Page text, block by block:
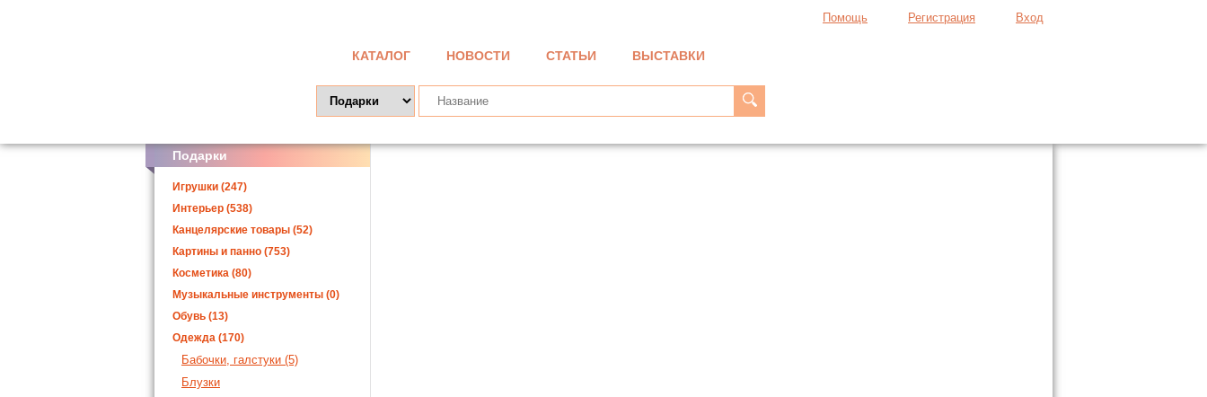
КАТАЛОГ НОВОСТИ СТАТЬИ ВЫСТАВКИ
Помощь Регистрация Вход
Подарки
Игрушки (247)
Интерьер (538)
Канцелярские товары (52)
Картины и панно (753)
Косметика (80)
Музыкальные инструменты (0)
Обувь (13)
Одежда (170)
Бабочки, галстуки (5)
Блузки